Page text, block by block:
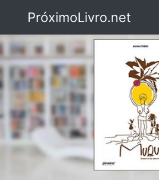
PróximoLivro.net